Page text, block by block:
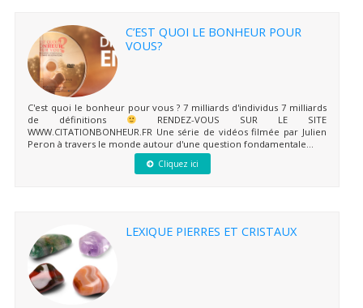
C’EST QUOI LE BONHEUR POUR
VOUS?
C'est quoi le bonheur pour vous ? 7 milliards d'individus 7 milliards
de définitions
RENDEZ-VOUS SUR LE SITE
WWW.CITATIONBONHEUR.FR Une série de vidéos filmée par Julien
Peron à travers le monde autour d'une question fondamentale...
Cliquez ici
LEXIQUE PIERRES ET CRISTAUX